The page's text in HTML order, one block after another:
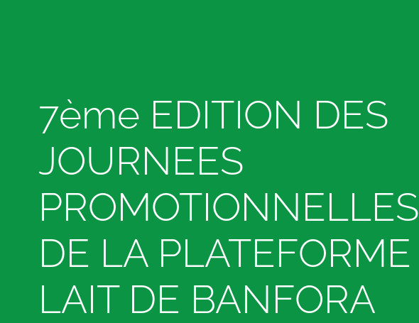
7ème EDITION DES
JOURNEES
PROMOTIONNELLES
DE LA PLATEFORME
LAIT DE BANFORA